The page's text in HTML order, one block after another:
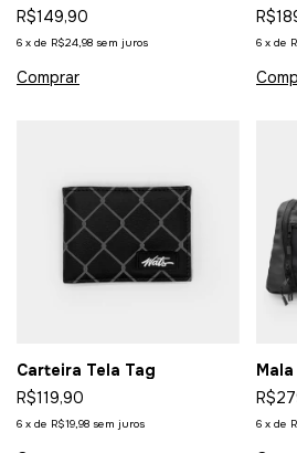
R$149,90
6 x de R$24,98 sem juros 6 x de
Carteira Tela Tag
R$119,90
6 x de R$19,98 sem juros 6 x de